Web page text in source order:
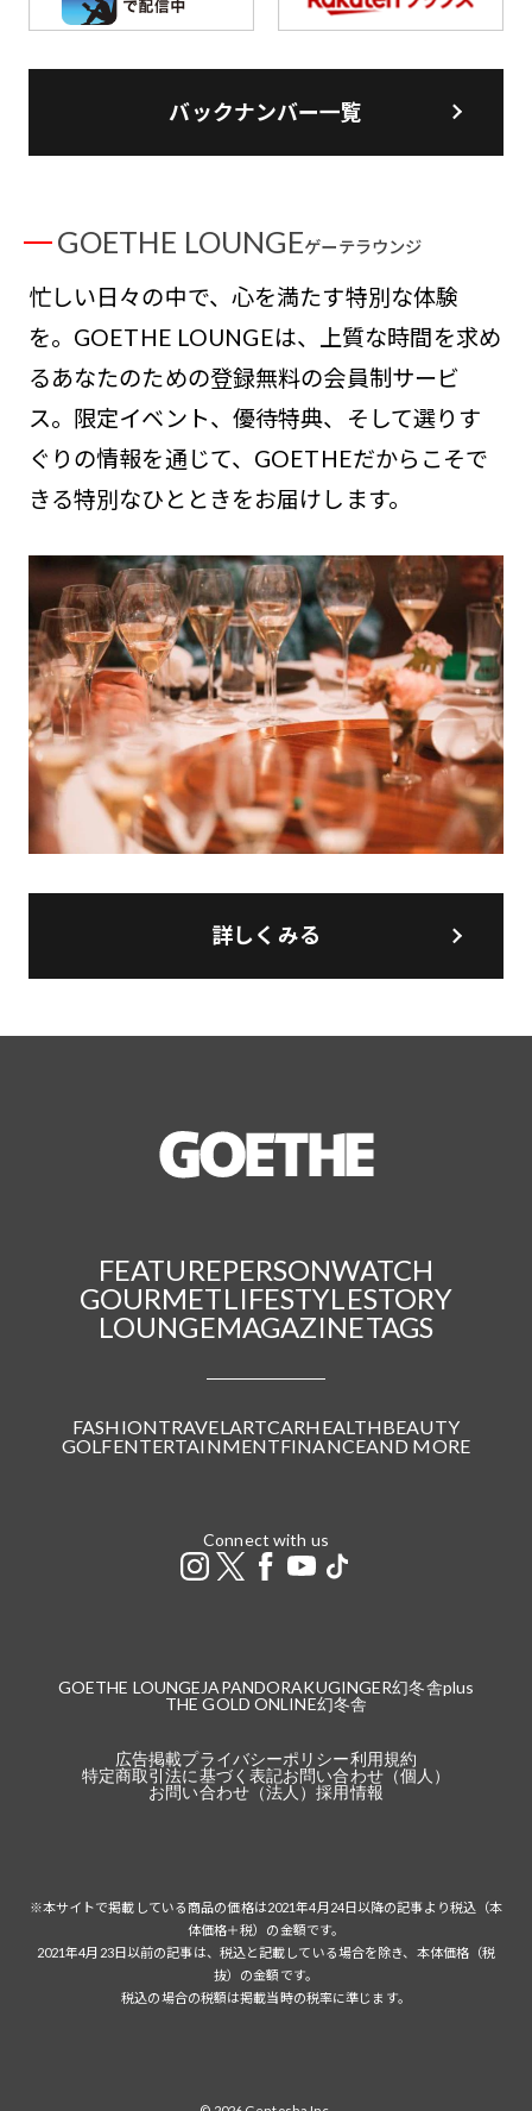
バックナンバー一覧
GOETHE LOUNGEゲーテラウンジ
忙しい日々の中で、心を満たす特別な体験
を。GOETHE LOUNGEは、上質な時間を求め
るあなたのための登録無料の会員制サービ
ス。限定イベント、優待特典、そして選りす
ぐりの情報を通じて、GOETHEだからこそで
きる特別なひとときをお届けします。
詳しくみる
FEATUREPERSONWATCH
GOURMETLIFESTYLESTORY
LOUNGEMAGAZINETAGS
FASHIONTRAVELARTCARHEALTHBEAUTY
GOLFENTERTAINMENTFINANCEAND MORE
Connect with us
GOETHE LOUNGE JAPANDORAKUGINGER幻冬舎plus
THE GOLD ONLINE幻冬舎
広告掲載プライバシーポリシー利用規約
特定商取引法に基づく表記お問い合わせ（個人）
お問い合わせ（法人）採用情報
※本サイトで掲載している商品の価格は2021年4月24日以降の記事より税込（本
体価格＋税）の金額です。
2021年4月23日以前の記事は、税込と記載している場合を除き、本体価格（税
抜）の金額です。
税込の場合の税額は掲載当時の税率に準じます。